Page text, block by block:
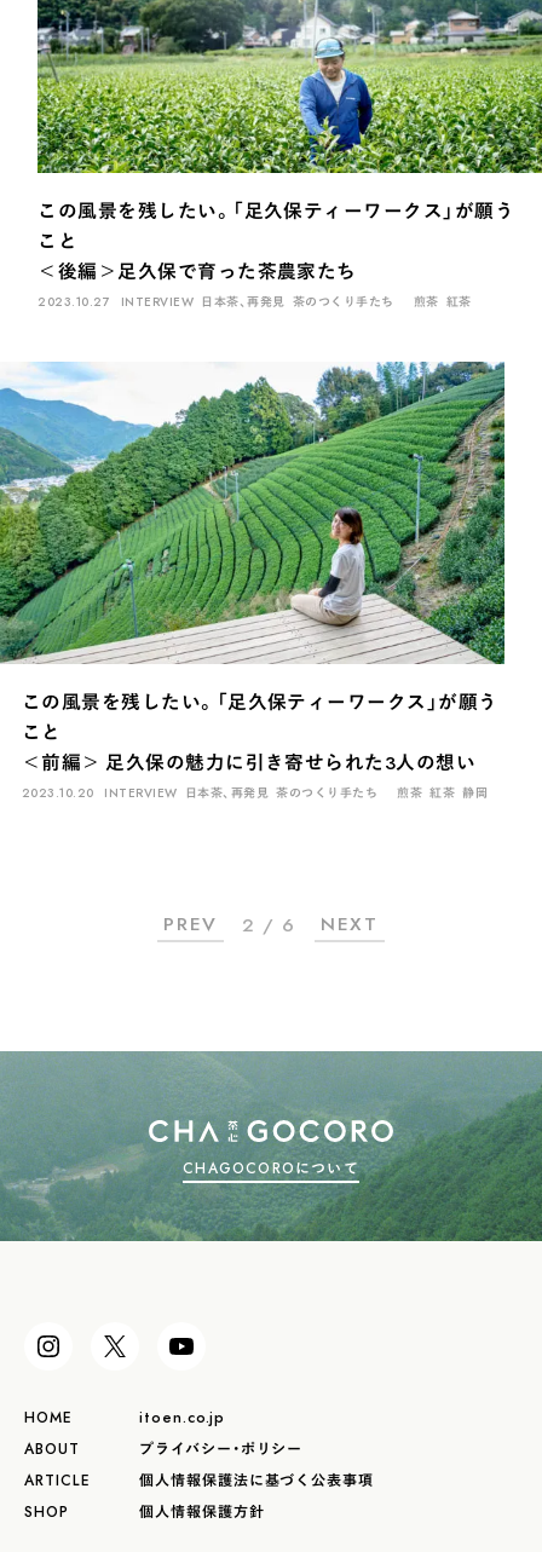
この風景を残したい。「足久保ティーワークス」が願う
こと
＜後編＞足久保で育った茶農家たち
2023.10.27 INTERVIEW 日本茶、再発見 茶のつくり手たち 煎茶 紅茶
この風景を残したい。「足久保ティーワークス」が願う
こと
＜前編＞ 足久保の魅力に引き寄せられた3人の想い
2023.10.20 INTERVIEW 日本茶、再発見 茶のつくり手たち 煎茶 紅茶 静岡
2 / 6
PREV NEXT
CHAGOCOROについて
HOME
ABOUT
ARTICLE
SHOP
itoen.co.jp
プライバシー・ポリシー
個人情報保護法に基づく公表事項
個人情報保護方針